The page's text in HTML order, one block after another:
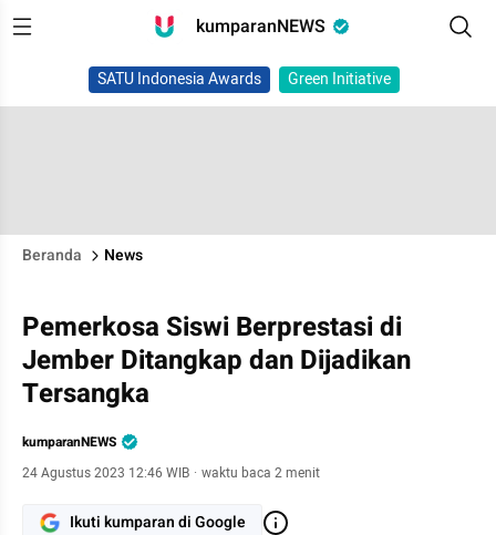
kumparanNEWS
SATU Indonesia Awards Green Initiative
Beranda News
Pemerkosa Siswi Berprestasi di
Jember Ditangkap dan Dijadikan
Tersangka
kumparanNEWS
24 Agustus 2023 12:46 WIB · waktu baca 2 menit
Ikuti kumparan di Google